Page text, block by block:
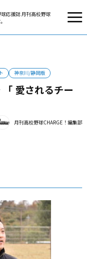
応援誌 月刊高校野球
神奈川/静岡版
「 愛されるチー
月刊高校野球CHARGE！編集部